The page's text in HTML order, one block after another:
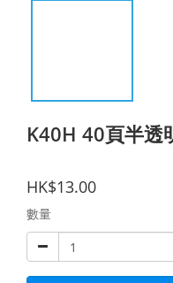
K40H 40頁半透
HK$13.00
數量